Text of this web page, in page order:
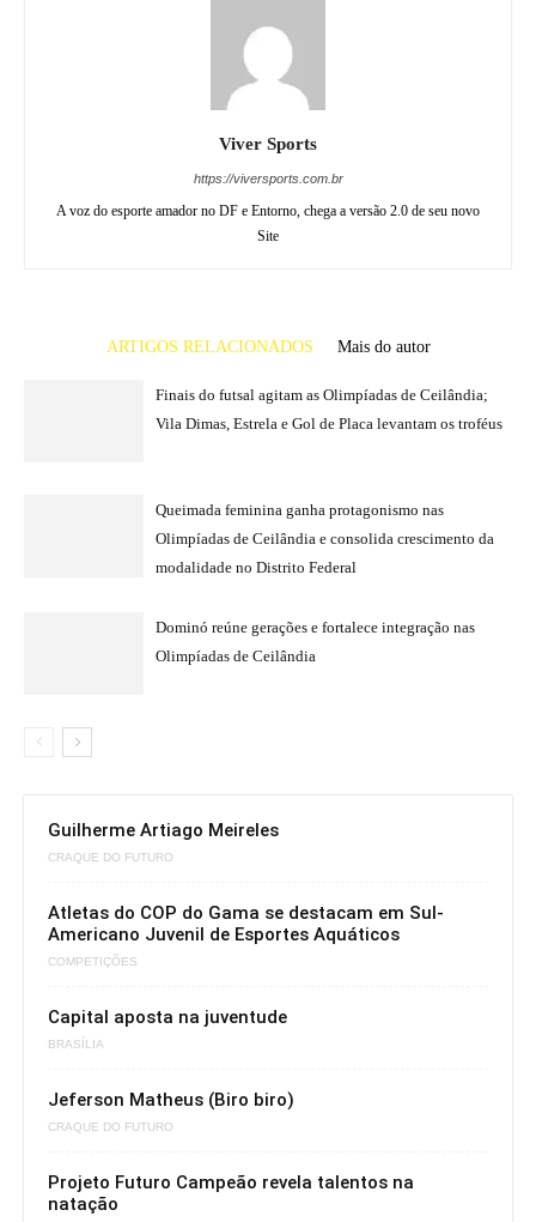
Viver Sports
https://viversports.com.br
A voz do esporte amador no DF e Entorno, chega a versão 2.0 de seu novo
Site
ARTIGOS RELACIONADOS Mais do autor
Finais do futsal agitam as Olimpíadas de Ceilândia;
Vila Dimas, Estrela e Gol de Placa levantam os troféus
Queimada feminina ganha protagonismo nas
Olimpíadas de Ceilândia e consolida crescimento da
modalidade no Distrito Federal
Dominó reúne gerações e fortalece integração nas
Olimpíadas de Ceilândia
Guilherme Artiago Meireles
CRAQUE DO FUTURO
Atletas do COP do Gama se destacam em Sul-
Americano Juvenil de Esportes Aquáticos
COMPETIÇÕES
Capital aposta na juventude
BRASÍLIA
Jeferson Matheus (Biro biro)
CRAQUE DO FUTURO
Projeto Futuro Campeão revela talentos na
natação